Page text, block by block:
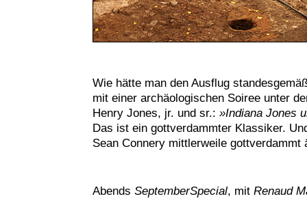
Wie hätte man den Ausflug
mit einer archäologischen Soiree unter
Henry Jones, jr. und sr.: »Indiana Jones
Das ist ein gottverdammter Klassiker.
Sean Connery mittlerweile
Abends SeptemberSpecial, mit Renaud